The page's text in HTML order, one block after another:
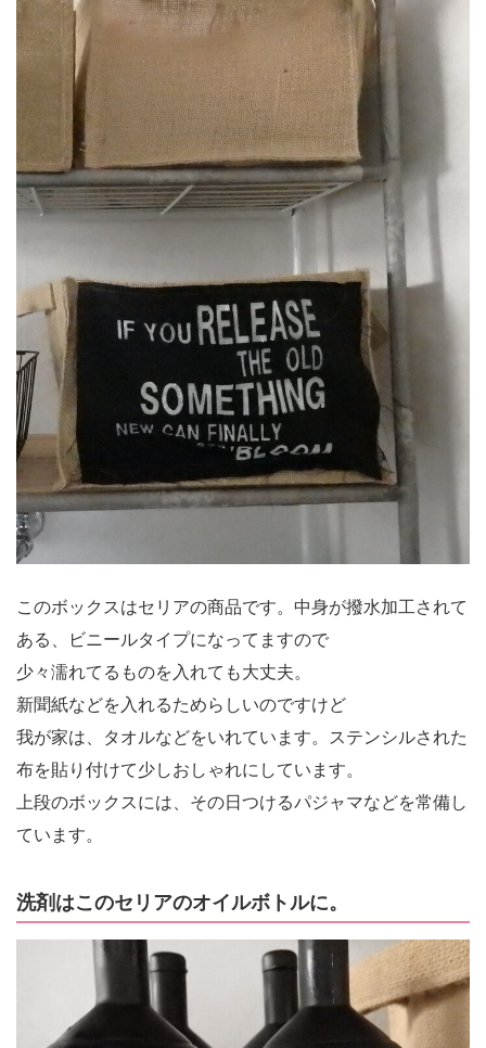
このボックスはセリアの商品です。中身が撥水加工されて
ある、ビニールタイプになってますので
少々濡れてるものを入れても大丈夫。
新聞紙などを入れるためらしいのですけど
我が家は、タオルなどをいれています。ステンシルされた
布を貼り付けて少しおしゃれにしています。
上段のボックスには、その日つけるパジャマなどを常備し
ています。
洗剤はこのセリアのオイルボトルに。